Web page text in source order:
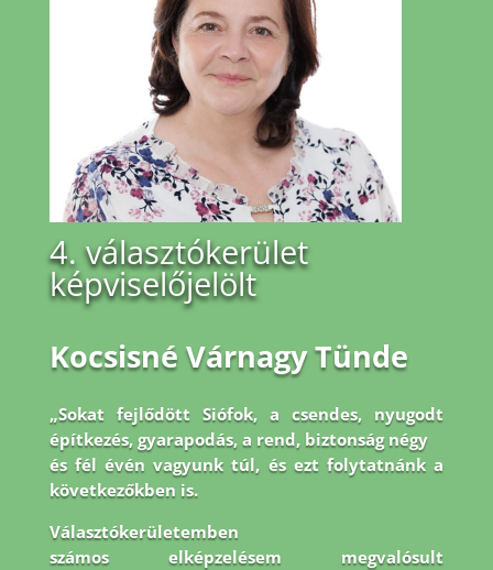
4. választókerület
képviselőjelölt
Kocsisné Várnagy Tünde
„Sokat fejlődött Siófok, a csendes, nyugodt
építkezés, gyarapodás, a rend, biztonság négy
és fél évén vagyunk túl, és ezt folytatnánk a
következőkben is.
Választókerületemben
számos elképzelésem megvalósult